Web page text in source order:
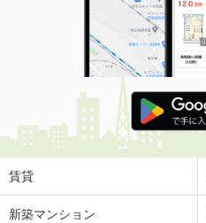
賃貸
新築マンション